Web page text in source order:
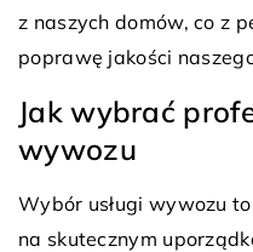
z naszych domów, co z
poprawę jakości
Jak wybrać
wywozu
Wybór usługi wywozu
na skutecznym